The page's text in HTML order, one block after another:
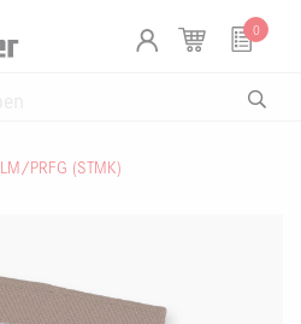
0
LM/PRFG (STMK)